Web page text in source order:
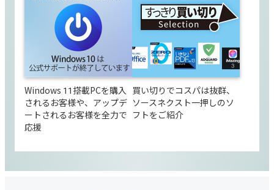
Windows 11搭載PCを購入
されるお客様や、アップデ
ートされるお客様を全力で
応援
買い切りでコスパは抜群、
ソースネクスト一押しのソ
フトをご紹介